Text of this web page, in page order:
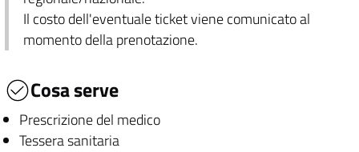
Il costo dell'eventuale ticket viene comunicato al
momento della prenotazione.
Cosa serve
Prescrizione del medico
Tessera sanitaria